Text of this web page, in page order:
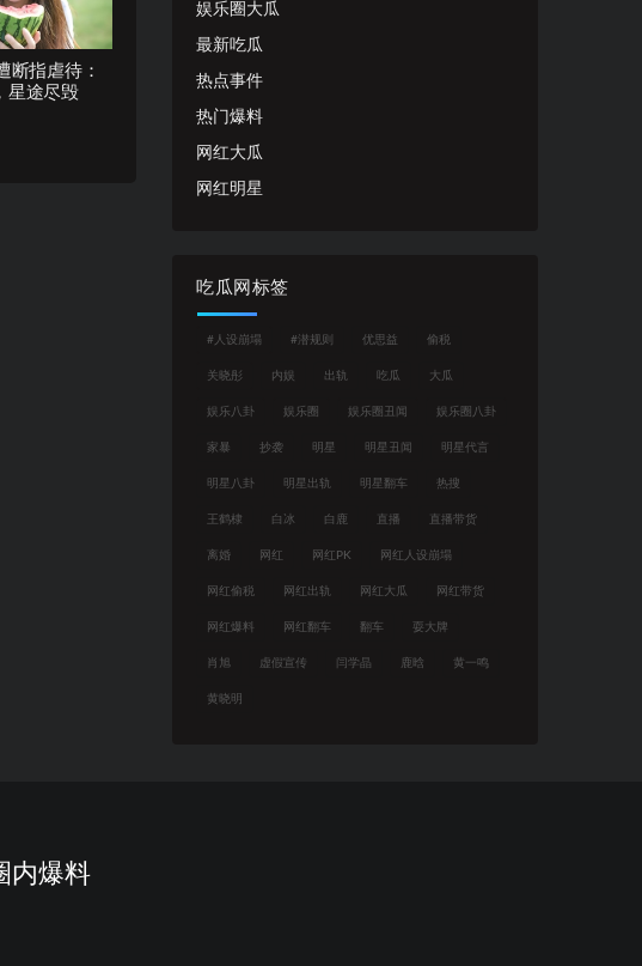
断指虐待：
星途尽毁
娱乐圈大瓜
最新吃瓜
热点事件
热门爆料
网红大瓜
网红明星
吃瓜网标签
#人设崩塌 #潜规则 优思益 偷税
关晓彤 内娱 出轨 吃瓜 大瓜
娱乐八卦 娱乐圈 娱乐圈丑闻 娱乐圈八卦
家暴 抄袭 明星 明星丑闻 明星代言
明星八卦 明星出轨 明星翻车 热搜
王鹤棣 白冰 白鹿 直播 直播带货
离婚 网红 网红PK 网红人设崩塌
网红偷税 网红出轨 网红大瓜 网红带货
网红爆料 网红翻车 翻车 耍大牌
肖旭 虚假宣传 闫学晶 鹿晗 黄一鸣
黄晓明
内爆料